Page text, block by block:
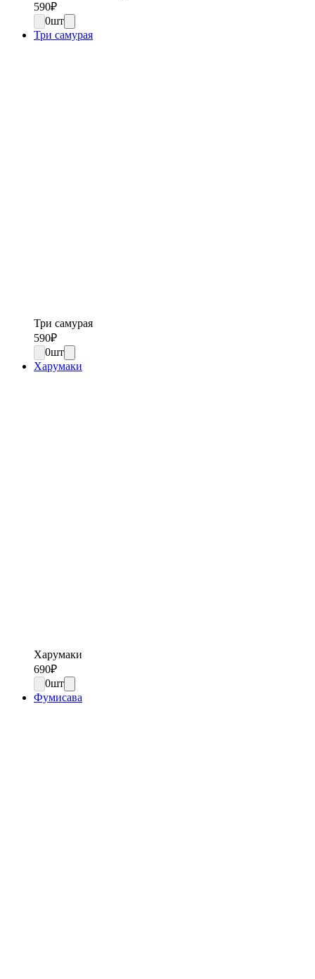
590₽
0шт
Три самурая
Три самурая
590₽
0шт
Харумаки
Харумаки
690₽
0шт
Фумисава